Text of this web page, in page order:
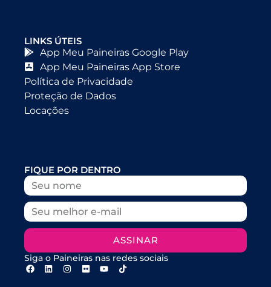
LINKS ÚTEIS
App Meu Paineiras Google Play
App Meu Paineiras App Store
Política de Privacidade
Proteção de Dados
Locações
FIQUE POR DENTRO
ASSINAR
Siga o Paineiras nas redes sociais